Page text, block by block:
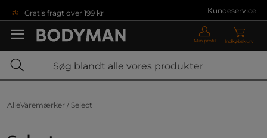
Gratis fragt over 199 kr Kundeservice
Min profil Indkøbskurv
AlleVaremærker / Select